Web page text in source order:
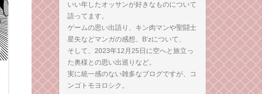
いい年したオッサンが好きなものについて
語ってます。
ゲームの思い出語り、キン肉マンや聖闘士
星矢などマンガの感想、B'zについて、
そして、2023年12月25日に空へと旅立っ
た奥様との思い出巡りなど。
実に統一感のない雑多なブログですが、コ
ンゴトモヨロシク。